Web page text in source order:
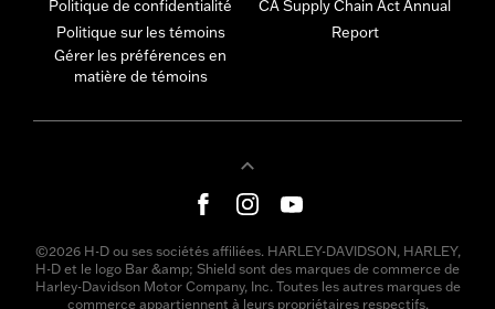
Politique de confidentialité
Politique sur les témoins
Gérer les préférences en
matière de témoins
CA Supply Chain Act Annual
Report
©2026 H-D ou ses sociétés affiliées. HARLEY-DAVIDSON, HARLEY,
H-D et le logo Bar &amp; Shield sont des marques de commerce de
Harley-Davidson Motor Company, Inc. Toutes les autres marques de
commerce appartiennent à leurs propriétaires respectifs.